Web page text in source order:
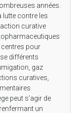
années.
lutte contre les
curative
centres pour
différents
gaz
curatives,
peut s’agir de
un